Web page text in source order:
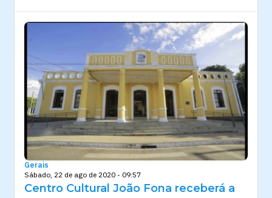
Gerais
Sábado, 22 de ago de 2020 - 09:57
Centro Cultural João Fona receberá a